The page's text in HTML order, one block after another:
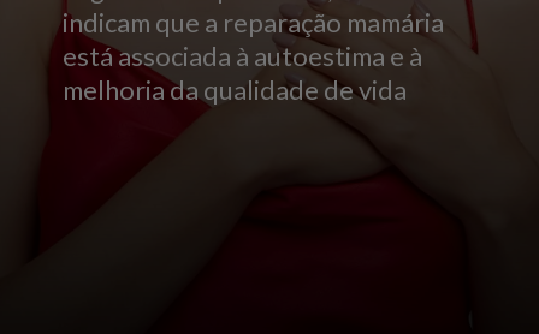
indicam que a reparação mamária
está associada à autoestima e à
melhoria da qualidade de vida